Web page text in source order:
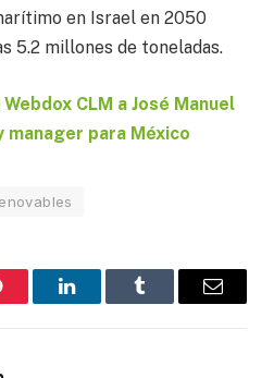
en Israel en 2050
5.2 millones de toneladas.
CLM a José Manuel
manager para México
LinkedInTumblr Email